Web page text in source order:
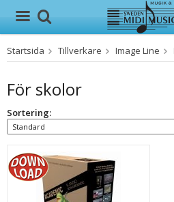
Produkten har blivit
Startsida Tillverkare Image Line
För skolor
Sortering: